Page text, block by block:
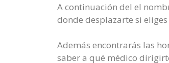
A continuación del el
donde desplazarte si
Además encontrarás las
saber a qué médico